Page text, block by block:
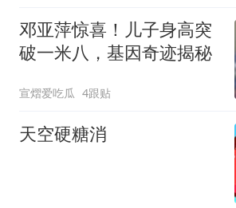
邓亚萍惊喜！儿子身高突
破一米八，基因奇迹揭秘
宣熠爱吃瓜 4跟贴
天空硬糖消